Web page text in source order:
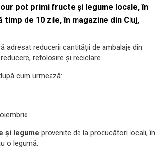
pot primi fructe și legume locale, în
de 10 zile, în magazine din Cluj,
adresat reducerii cantității de ambalaje din
refolosire și reciclare.
cum urmează:
și legume provenite de la producători locali, în
o legumă.